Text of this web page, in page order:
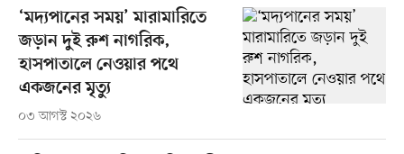
‘মদ্যপানের সময়’ মারামারিতে
জড়ান দুই রুশ নাগরিক,
হাসপাতালে নেওয়ার পথে
একজনের মৃত্যু
০৩ আগস্ট ২০২৬